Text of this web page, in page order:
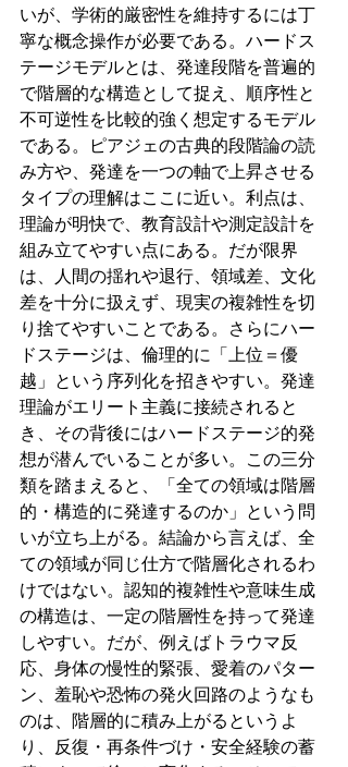
いが、学術的厳密性を維持するには丁
寧な概念操作が必要である。ハードス
テージモデルとは、発達段階を普遍的
で階層的な構造として捉え、順序性と
不可逆性を比較的強く想定するモデル
である。ピアジェの古典的段階論の読
み方や、発達を一つの軸で上昇させる
タイプの理解はここに近い。利点は、
理論が明快で、教育設計や測定設計を
組み立てやすい点にある。だが限界
は、人間の揺れや退行、領域差、文化
差を十分に扱えず、現実の複雑性を切
り捨てやすいことである。さらにハー
ドステージは、倫理的に「上位＝優
越」という序列化を招きやすい。発達
理論がエリート主義に接続されると
き、その背後にはハードステージ的発
想が潜んでいることが多い。この三分
類を踏まえると、「全ての領域は階層
的・構造的に発達するのか」という問
いが立ち上がる。結論から言えば、全
ての領域が同じ仕方で階層化されるわ
けではない。認知的複雑性や意味生成
の構造は、一定の階層性を持って発達
しやすい。だが、例えばトラウマ反
応、身体の慢性的緊張、愛着のパター
ン、羞恥や恐怖の発火回路のようなも
のは、階層的に積み上がるというよ
り、反復・再条件づけ・安全経験の蓄